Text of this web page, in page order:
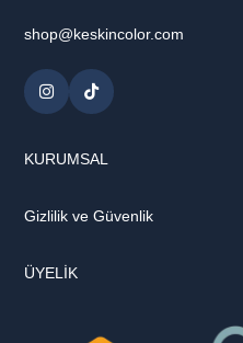
shop@keskincolor.com
KURUMSAL
Gizlilik ve Güvenlik
ÜYELİK